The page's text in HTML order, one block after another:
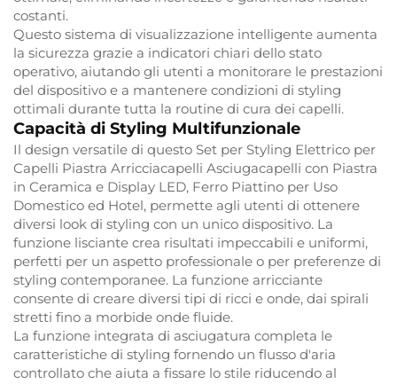
costanti.
Questo sistema di visualizzazione intelligente aumenta
la sicurezza grazie a indicatori chiari dello stato
operativo, aiutando gli utenti a monitorare le prestazioni
del dispositivo e a mantenere condizioni di styling
ottimali durante tutta la routine di cura dei capelli.
Capacità di Styling Multifunzionale
Il design versatile di questo Set per Styling Elettrico per
Capelli Piastra Arricciacapelli Asciugacapelli con Piastra
in Ceramica e Display LED, Ferro Piattino per Uso
Domestico ed Hotel, permette agli utenti di ottenere
diversi look di styling con un unico dispositivo. La
funzione lisciante crea risultati impeccabili e uniformi,
perfetti per un aspetto professionale o per preferenze di
styling contemporanee. La funzione arricciante
consente di creare diversi tipi di ricci e onde, dai spirali
stretti fino a morbide onde fluide.
La funzione integrata di asciugatura completa le
caratteristiche di styling fornendo un flusso d'aria
controllato che aiuta a fissare lo stile riducendo al